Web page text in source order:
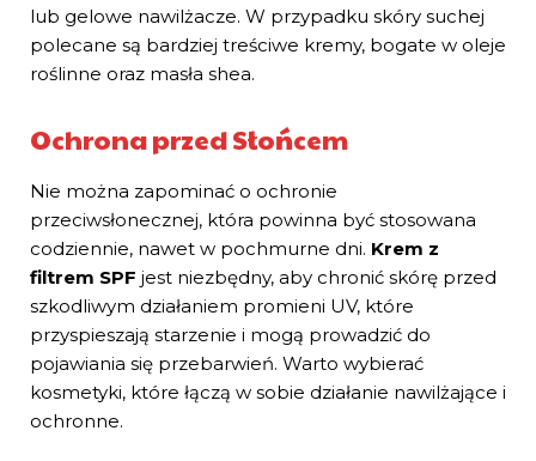
lub gelowe nawilżacze. W przypadku skóry suchej
polecane są bardziej treściwe kremy, bogate w oleje
roślinne oraz masła shea.
Ochrona przed Słońcem
Nie można zapominać o ochronie
przeciwsłonecznej, która powinna być stosowana
codziennie, nawet w pochmurne dni. Krem z
filtrem SPF jest niezbędny, aby chronić skórę przed
szkodliwym działaniem promieni UV, które
przyspieszają starzenie i mogą prowadzić do
pojawiania się przebarwień. Warto wybierać
kosmetyki, które łączą w sobie działanie nawilżające i
ochronne.